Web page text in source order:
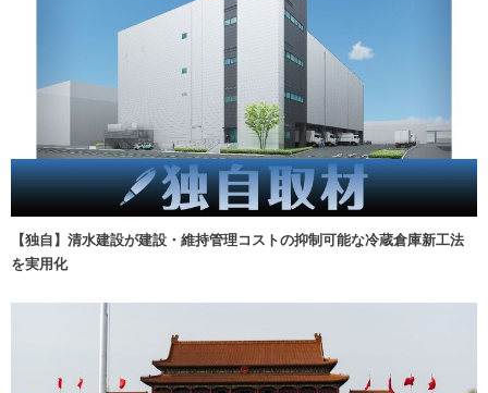
【独自】清水建設が建設・維持管理コストの抑制可能な冷蔵倉庫新工法
を実用化